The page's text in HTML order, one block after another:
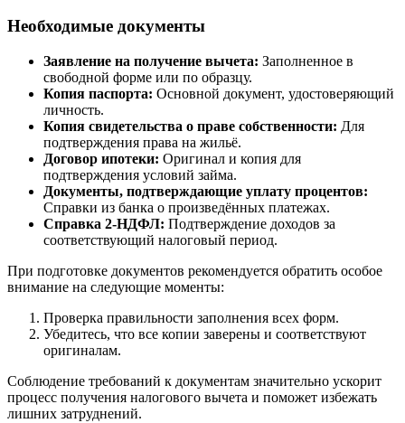
Необходимые документы
Заявление на получение вычета: Заполненное в
свободной форме или по образцу.
Копия паспорта: Основной документ, удостоверяющий
личность.
Копия свидетельства о праве собственности: Для
подтверждения права на жильё.
Договор ипотеки: Оригинал и копия для
подтверждения условий займа.
Документы, подтверждающие уплату процентов:
Справки из банка о произведённых платежах.
Справка 2-НДФЛ: Подтверждение доходов за
соответствующий налоговый период.
При подготовке документов рекомендуется обратить особое
внимание на следующие моменты:
Проверка правильности заполнения всех форм.
Убедитесь, что все копии заверены и соответствуют
оригиналам.
Соблюдение требований к документам значительно ускорит
процесс получения налогового вычета и поможет избежать
лишних затруднений.